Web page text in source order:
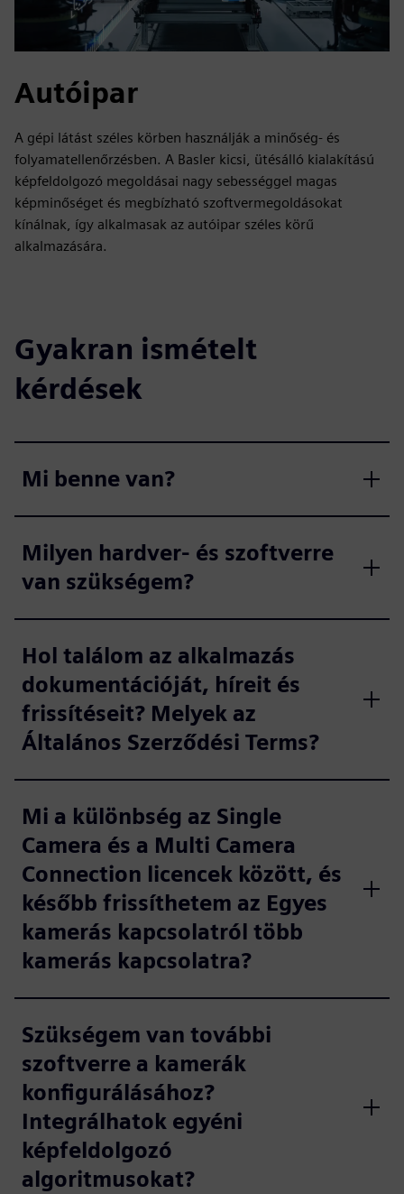
Autóipar
A gépi látást széles körben használják a minőség- és
folyamatellenőrzésben. A Basler kicsi, ütésálló kialakítású
képfeldolgozó megoldásai nagy sebességgel magas
képminőséget és megbízható szoftvermegoldásokat
kínálnak, így alkalmasak az autóipar széles körű
alkalmazására.
Gyakran ismételt
kérdések
Mi benne van?
Milyen hardver- és szoftverre
van szükségem?
Hol találom az alkalmazás
dokumentációját, híreit és
frissítéseit? Melyek az
Általános Szerződési Terms?
Mi a különbség az Single
Camera és a Multi Camera
Connection licencek között, és
később frissíthetem az Egyes
kamerás kapcsolatról több
kamerás kapcsolatra?
Szükségem van további
szoftverre a kamerák
konfigurálásához?
Integrálhatok egyéni
képfeldolgozó
algoritmusokat?